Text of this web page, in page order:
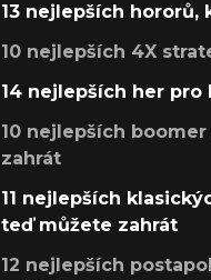
13 nejlepších
10 nejlepších 4X
14 nejlepších her pro
10 nejlepších
zahrát
11 nejlepších
teď můžete zahrát
12 nejlepších